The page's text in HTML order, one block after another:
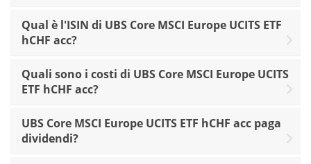
Qual è l'ISIN di UBS Core MSCI Europe UCITS ETF
hCHF acc?
Quali sono i costi di UBS Core MSCI Europe UCITS
ETF hCHF acc?
UBS Core MSCI Europe UCITS ETF hCHF acc paga
dividendi?